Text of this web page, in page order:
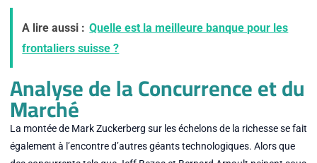
A lire aussi : Quelle est la meilleure banque pour les
frontaliers suisse ?
Analyse de la Concurrence et du
Marché
La montée de Mark Zuckerberg sur les échelons de la richesse se fait
également à l’encontre d’autres géants technologiques. Alors que